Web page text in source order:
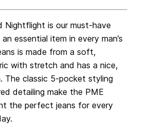
Nightflight is our must-have
essential item in every man’s
is made from a soft,
with stretch and has a nice,
The classic 5-pocket styling
detailing make the PME
the perfect jeans for every